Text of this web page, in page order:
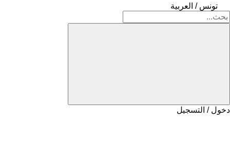
تونس / العربية
دخول / التسجيل